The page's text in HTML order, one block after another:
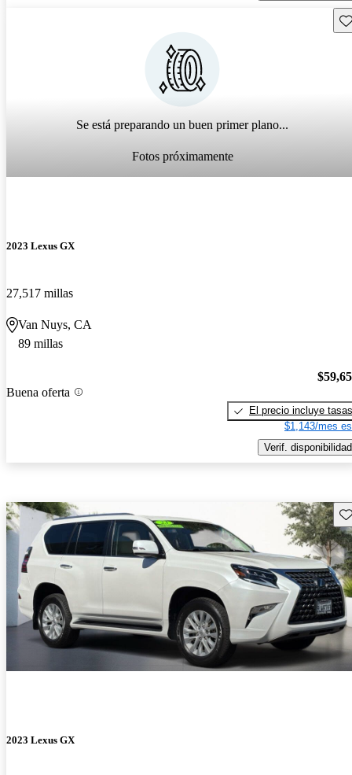
Se está preparando un buen primer plano...
Fotos próximamente
2023 Lexus GX
27,517 millas
Van Nuys, CA
89 millas
Buena oferta
El precio incluye tasas
$1,143/mes
Verif. disponibilidad
2023 Lexus GX